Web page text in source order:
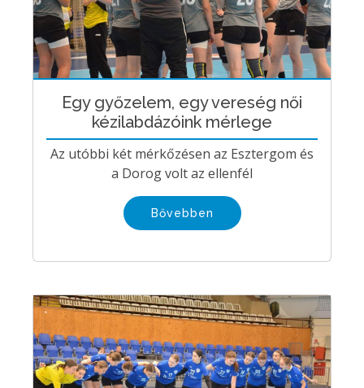
Egy győzelem, egy vereség női
kézilabdázóink mérlege
Az utóbbi két mérkőzésen az Esztergom és
a Dorog volt az ellenfél
Bővebben